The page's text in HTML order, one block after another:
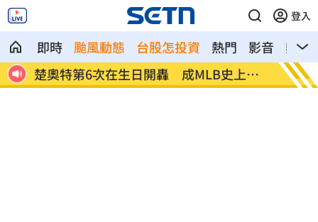
登入
即時 颱風動態 台股怎投資 熱門 影音
熱搜
3
漢光演習遇父親節 賴清德感性致謝國軍 父親